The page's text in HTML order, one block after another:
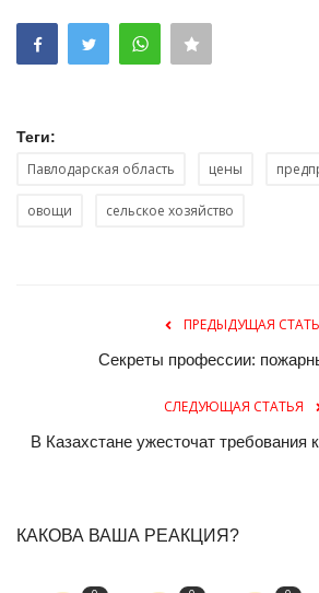
Теги:
Павлодарская область цены
овощи сельское хозяйство
ПРЕДЫДУЩАЯ
Секреты профессии:
СЛЕДУЮЩАЯ СТАТЬЯ
В Казахстане ужесточат требования
КАКОВА ВАША РЕАКЦИЯ?